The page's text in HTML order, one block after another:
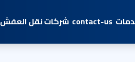
contact-us شركات نقل العفش